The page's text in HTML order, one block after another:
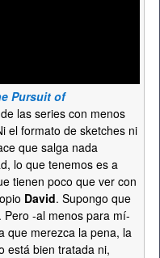
Pursuit of
las series con menos
el formato de sketches ni
que salga nada
lo que tenemos es a
tienen poco que ver con
David. Supongo que
-al menos para mí-
que merezca la pena, la
está bien tratada ni,